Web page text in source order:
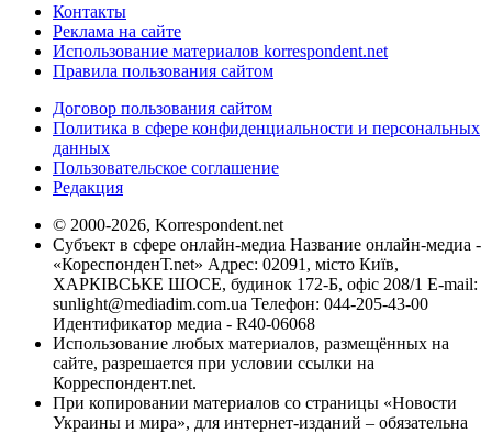
Контакты
Реклама на сайте
Использование материалов korrespondent.net
Правила пользования сайтом
Договор пользования сайтом
Политика в сфере конфиденциальности и персональных
данных
Пользовательское соглашение
Редакция
© 2000-2026, Korrespondent.net
Субъект в сфере онлайн-медиа Название онлайн-медиа -
«КореспонденТ.net» Адрес: 02091, місто Київ,
ХАРКІВСЬКЕ ШОСЕ, будинок 172-Б, офіс 208/1 E-mail:
sunlight@mediadim.com.ua Телефон: 044-205-43-00
Идентификатор медиа - R40-06068
Использование любых материалов, размещённых на
сайте, разрешается при условии ссылки на
Корреспондент.net.
При копировании материалов со страницы «Новости
Украины и мира», для интернет-изданий – обязательна